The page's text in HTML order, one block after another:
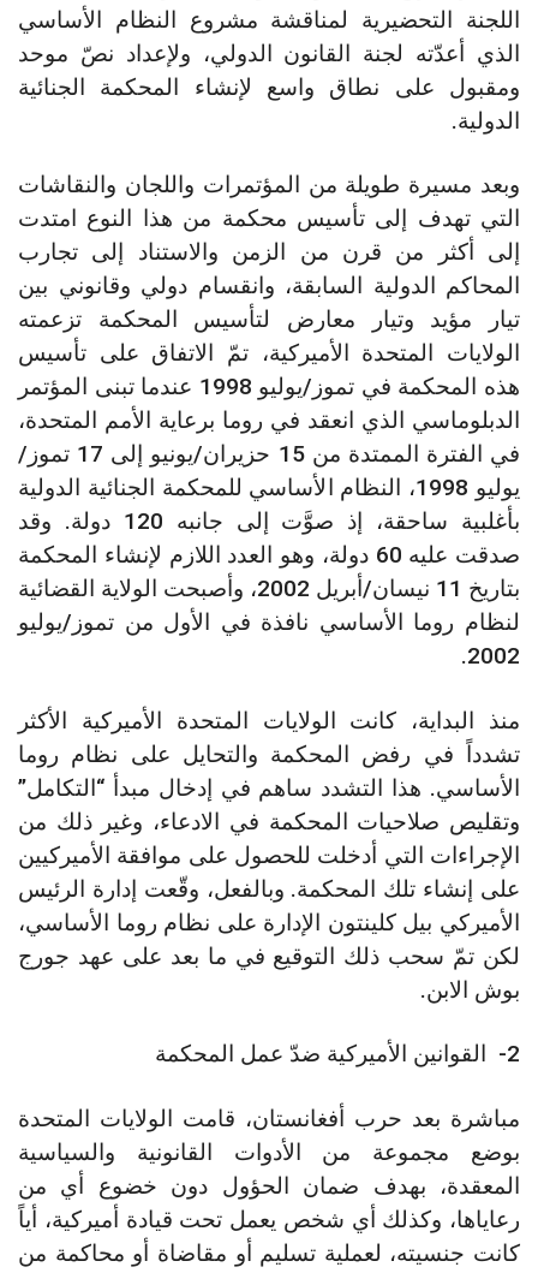
اللجنة التحضيرية لمناقشة مشروع النظام الأساسي
الذي أعدّته لجنة القانون الدولي، ولإعداد نصّ موحد
ومقبول على نطاق واسع لإنشاء المحكمة الجنائية
الدولية.
وبعد مسيرة طويلة من المؤتمرات واللجان والنقاشات
التي تهدف إلى تأسيس محكمة من هذا النوع امتدت
إلى أكثر من قرن من الزمن والاستناد إلى تجارب
المحاكم الدولية السابقة، وانقسام دولي وقانوني بين
تيار مؤيد وتيار معارض لتأسيس المحكمة تزعمته
الولايات المتحدة الأميركية، تمّ الاتفاق على تأسيس
هذه المحكمة في تموز/يوليو 1998 عندما تبنى المؤتمر
الدبلوماسي الذي انعقد في روما برعاية الأمم المتحدة،
في الفترة الممتدة من 15 حزيران/يونيو إلى 17 تموز/
يوليو 1998، النظام الأساسي للمحكمة الجنائية الدولية
بأغلبية ساحقة، إذ صوَّت إلى جانبه 120 دولة. وقد
صدقت عليه 60 دولة، وهو العدد اللازم لإنشاء المحكمة
بتاريخ 11 نيسان/أبريل 2002، وأصبحت الولاية القضائية
لنظام روما الأساسي نافذة في الأول من تموز/يوليو
2002.
منذ البداية، كانت الولايات المتحدة الأميركية الأكثر
تشدداً في رفض المحكمة والتحايل على نظام روما
الأساسي. هذا التشدد ساهم في إدخال مبدأ “التكامل”
وتقليص صلاحيات المحكمة في الادعاء، وغير ذلك من
الإجراءات التي أدخلت للحصول على موافقة الأميركيين
على إنشاء تلك المحكمة. وبالفعل، وقّعت إدارة الرئيس
الأميركي بيل كلينتون الإدارة على نظام روما الأساسي،
لكن تمّ سحب ذلك التوقيع في ما بعد على عهد جورج
بوش الابن.
2- القوانين الأميركية ضدّ عمل المحكمة
مباشرة بعد حرب أفغانستان، قامت الولايات المتحدة
بوضع مجموعة من الأدوات القانونية والسياسية
المعقدة، بهدف ضمان الحؤول دون خضوع أي من
رعاياها، وكذلك أي شخص يعمل تحت قيادة أميركية، أياً
كانت جنسيته، لعملية تسليم أو مقاضاة أو محاكمة من